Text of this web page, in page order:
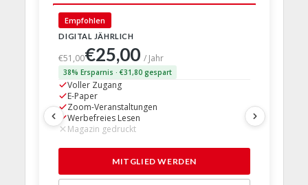
Empfohlen
DIGITAL JÄHRLICH
€51,00€25,00/ Jahr
38% Ersparnis · €31,80 gespart
Voller Zugang
E-Paper
Zoom-Veranstaltungen
Werbefreies Lesen
Magazin gedruckt
MITGLIED WERDEN